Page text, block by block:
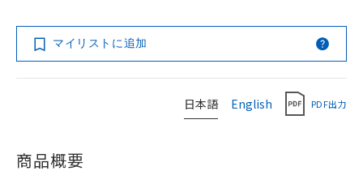
マイリストに追加
日本語 English PDF出力
商品概要